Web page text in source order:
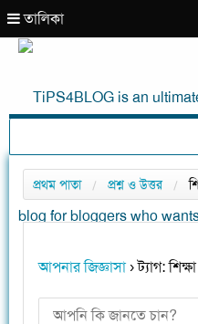
তালিকা
প্রথম পাতা প্রশ্ন ও উত্তর
আপনার জিজ্ঞাসা›ট্যাগ: